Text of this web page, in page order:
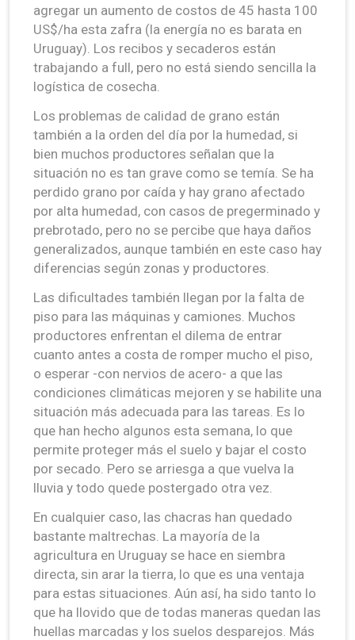
agregar un aumento de costos de 45 hasta 100
US$/ha esta zafra (la energía no es barata en
Uruguay). Los recibos y secaderos están
trabajando a full, pero no está siendo sencilla la
logística de cosecha.
Los problemas de calidad de grano están
también a la orden del día por la humedad, si
bien muchos productores señalan que la
situación no es tan grave como se temía. Se ha
perdido grano por caída y hay grano afectado
por alta humedad, con casos de pregerminado y
prebrotado, pero no se percibe que haya daños
generalizados, aunque también en este caso hay
diferencias según zonas y productores.
Las dificultades también llegan por la falta de
piso para las máquinas y camiones. Muchos
productores enfrentan el dilema de entrar
cuanto antes a costa de romper mucho el piso,
o esperar -con nervios de acero- a que las
condiciones climáticas mejoren y se habilite una
situación más adecuada para las tareas. Es lo
que han hecho algunos esta semana, lo que
permite proteger más el suelo y bajar el costo
por secado. Pero se arriesga a que vuelva la
lluvia y todo quede postergado otra vez.
En cualquier caso, las chacras han quedado
bastante maltrechas. La mayoría de la
agricultura en Uruguay se hace en siembra
directa, sin arar la tierra, lo que es una ventaja
para estas situaciones. Aún así, ha sido tanto lo
que ha llovido que de todas maneras quedan las
huellas marcadas y los suelos desparejos. Más